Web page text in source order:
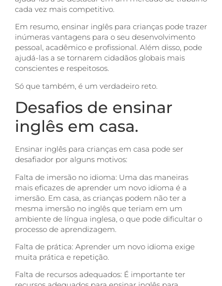
cada vez mais competitivo.
Em resumo, ensinar inglês para crianças pode trazer
inúmeras vantagens para o seu desenvolvimento
pessoal, acadêmico e profissional. Além disso, pode
ajudá-las a se tornarem cidadãos globais mais
conscientes e respeitosos.
Só que também, é um verdadeiro reto.
Desafios de ensinar
inglês em casa.
Ensinar inglês para crianças em casa pode ser
desafiador por alguns motivos:
Falta de imersão no idioma: Uma das maneiras
mais eficazes de aprender um novo idioma é a
imersão. Em casa, as crianças podem não ter a
mesma imersão no inglês que teriam em um
ambiente de língua inglesa, o que pode dificultar o
processo de aprendizagem.
Falta de prática: Aprender um novo idioma exige
muita prática e repetição.
Falta de recursos adequados: É importante ter